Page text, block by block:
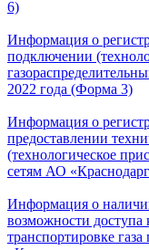
6)
Информация о
подключении
2022 года (Форма 3)
Информация о
предоставлении
(технологическое
сетям АО
Информация о
возможности
транспортировке